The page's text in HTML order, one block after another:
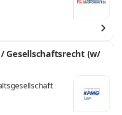
Gesellschaftsrecht (w/